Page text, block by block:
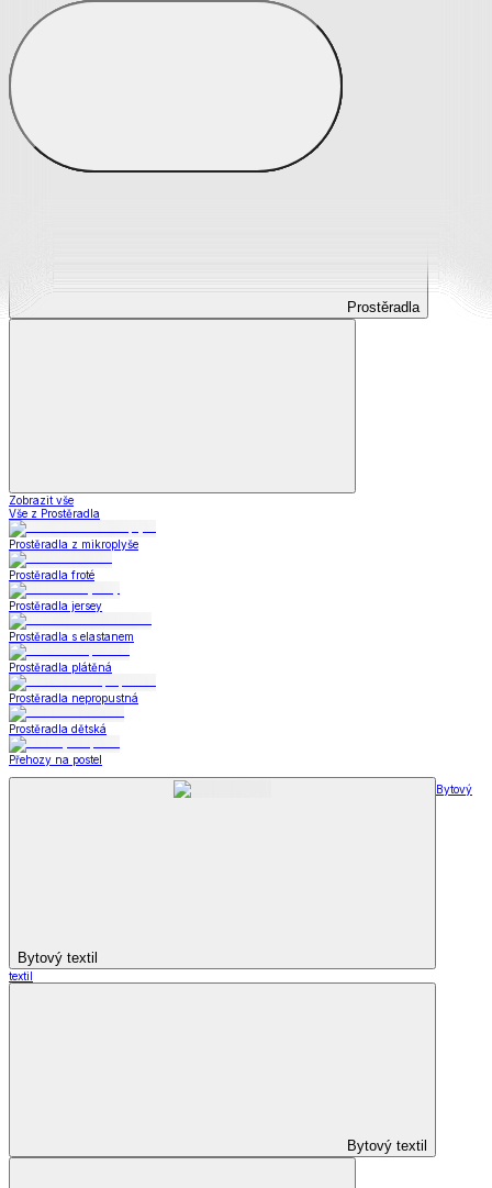
Prostěradla
Prostěradla
Zobrazit vše
Vše z Prostěradla
Prostěradla z mikroplyše
Prostěradla froté
Prostěradla jersey
Prostěradla s elastanem
Prostěradla plátěná
Prostěradla nepropustná
Prostěradla dětská
Přehozy na postel
Bytový textil
Bytový
textil
Bytový textil